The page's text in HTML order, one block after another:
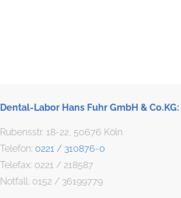
Dental-Labor Hans Fuhr GmbH & Co.KG:
Rubensstr. 18-22, 50676 Köln
Telefon: 0221 / 310876-0
Telefax: 0221 / 218587
Notfall: 0152 / 36199779